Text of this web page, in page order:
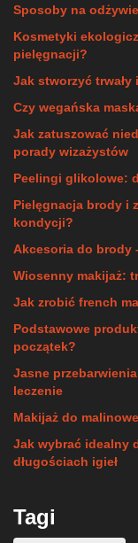
Sposoby na
Kosmetyki
pielęgnacji?
Jak stworzyć
Czy wegańska
Jak zatuszować
porady wizażystów
Peelingi glikolowe:
Pielęgnacja brody i
kondycji?
Akcesoria do brody
Wiosenny makijaż:
Jak zrobić french
Podstawowe
początek?
Jasne
leczenie
Makijaż do
Jak wybrać idealny
długościach igieł
Tagi